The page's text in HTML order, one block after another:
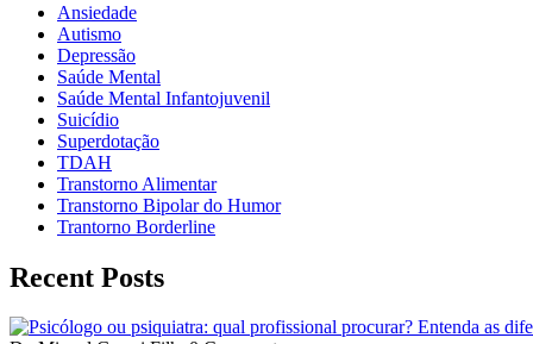
Ansiedade
Autismo
Depressão
Saúde Mental
Saúde Mental Infantojuvenil
Suicídio
Superdotação
TDAH
Transtorno Alimentar
Transtorno Bipolar do Humor
Trantorno Borderline
Recent Posts